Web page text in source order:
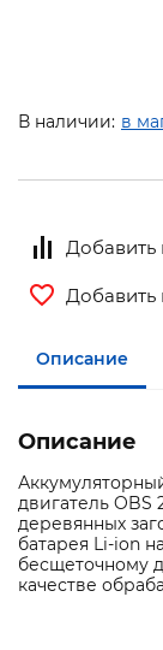
В наличии: в
Добавить
Добавить
Описание
Описание
двигатель OBS
деревянных
батарея Li-ion
бесщеточному
качестве